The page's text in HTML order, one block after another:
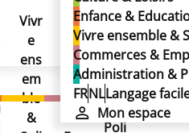
Enfance &
Vivre ensemble &
Commerces &
Administration &
FRNLLangage
Mon espace
Vivr
e
ens
em
ble
&
Co
mm
erc
es
&
Ad
min
istr
atio
n &
Poli
repos du
“en
“en